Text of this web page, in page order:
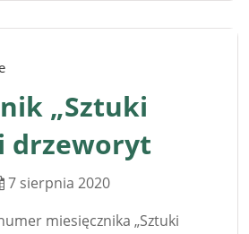
„Sztuki
drzeworyt
7 sierpnia 2020
miesięcznika „Sztuki